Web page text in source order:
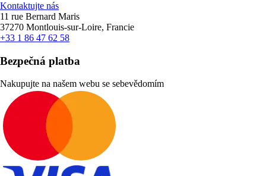
Kontaktujte nás
11 rue Bernard Maris
37270 Montlouis-sur-Loire, Francie
+33 1 86 47 62 58
Bezpečná platba
Nakupujte na našem webu se sebevědomím